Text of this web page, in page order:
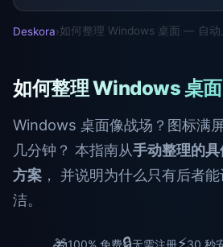
Deskora›如何整理 Windows 桌面 — 自动
如何整理 Windows 桌
Windows 桌面像战场？图标满
几分钟？ 本指南从手动整理的
方案 ， 并说明为什么只有后者
洁。
100% 免费🔒无需注册⚡30 秒